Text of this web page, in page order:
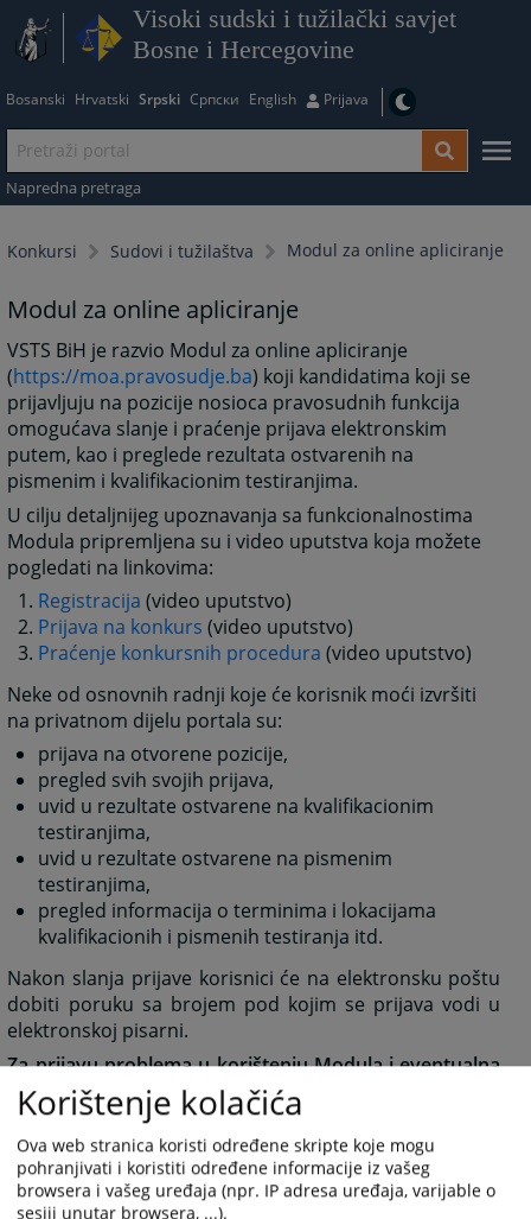
Visoki sudski i tužilački savjet
Bosne i Hercegovine
Bosanski Hrvatski Srpski Српски English Prijava
Napredna pretraga
Konkursi Sudovi i tužilaštva Modul za online apliciranje
Modul za online apliciranje
VSTS BiH je razvio Modul za online apliciranje
(https://moa.pravosudje.ba) koji kandidatima koji se
prijavljuju na pozicije nosioca pravosudnih funkcija
omogućava slanje i praćenje prijava elektronskim
putem, kao i preglede rezultata ostvarenih na
pismenim i kvalifikacionim testiranjima.
U cilju detaljnijeg upoznavanja sa funkcionalnostima
Modula pripremljena su i video uputstva koja možete
pogledati na linkovima:
Registracija (video uputstvo)
Prijava na konkurs (video uputstvo)
Praćenje konkursnih procedura (video uputstvo)
Neke od osnovnih radnji koje će korisnik moći izvršiti
na privatnom dijelu portala su:
prijava na otvorene pozicije,
pregled svih svojih prijava,
uvid u rezultate ostvarene na kvalifikacionim
testiranjima,
uvid u rezultate ostvarene na pismenim
testiranjima,
pregled informacija o terminima i lokacijama
kvalifikacionih i pismenih testiranja itd.
Nakon slanja prijave korisnici će na elektronsku poštu
dobiti poruku sa brojem pod kojim se prijava vodi u
elektronskoj pisarni.
Za prijavu problema u korištenju Modula i eventualna
dodatna pitanja molimo Vas da se obratite putem e-
mailavstv.imenovanja@pravosudje.ba
Novi sistem slanja i zaprimanja prijava će olakšati i
ubrzati proces prijavljivanja na otvorene pozicije jer
kandidatima olakšava popunjavanje i slanje prijava, a
Korištenje kolačića
Ova web stranica koristi određene skripte koje mogu
pohranjivati i koristiti određene informacije iz vašeg
browsera i vašeg uređaja (npr. IP adresa uređaja, varijable o
sesiji unutar browsera, ...).